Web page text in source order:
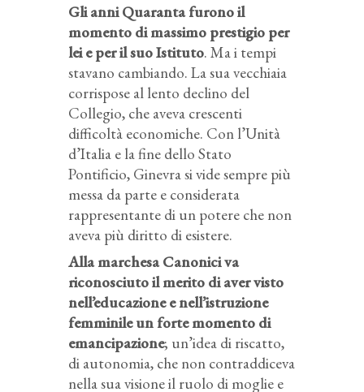
Gli anni Quaranta furono il
momento di massimo prestigio per
lei e per il suo Istituto. Ma i tempi
stavano cambiando. La sua vecchiaia
corrispose al lento declino del
Collegio, che aveva crescenti
difficoltà economiche. Con l’Unità
d’Italia e la fine dello Stato
Pontificio, Ginevra si vide sempre più
messa da parte e considerata
rappresentante di un potere che non
aveva più diritto di esistere.
Alla marchesa Canonici va
riconosciuto il merito di aver visto
nell’educazione e nell’istruzione
femminile un forte momento di
emancipazione; un’idea di riscatto,
di autonomia, che non contraddiceva
nella sua visione il ruolo di moglie e